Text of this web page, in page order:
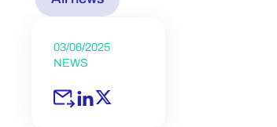
03/06/2025
NEWS